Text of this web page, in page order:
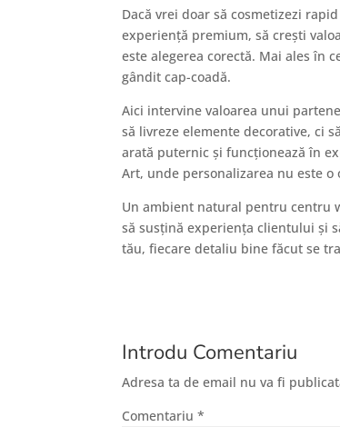
Dacă vrei doar să cosmetizezi
experiență premium, să crești
este alegerea corectă. Mai ales în
gândit cap-coadă.
Aici intervine valoarea unui
să livreze elemente decorative, ci
arată puternic și funcționează în
Art, unde personalizarea nu este
Un ambient natural pentru centru
să susțină experiența clientului și
tău, fiecare detaliu bine făcut se
Introdu Comentariu
Adresa ta de email nu va fi
Comentariu*